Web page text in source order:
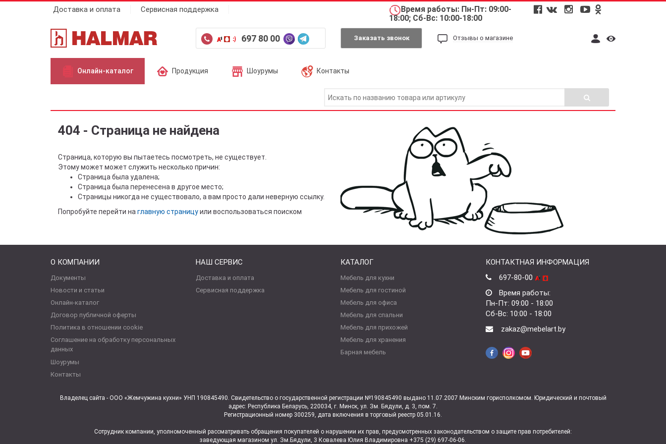
Доставка и оплата Сервисная поддержка
Время работы: Пн-Пт: 09:00-
18:00; Сб-Вс: 10:00-18:00
697 80 00 Заказать звонок Отзывы о магазине
Онлайн-каталог Продукция Шоурумы Контакты
404 - Страница не найдена
Страница, которую вы пытаетесь посмотреть, не существует.
Этому может может служить несколько причин:
Страница была удалена;
Страница была перенесена в другое место;
Страницы никогда не существовало, а вам просто дали неверную ссылку.
Попробуйте перейти на главную страницуили воспользоваться поиском
О КОМПАНИИ
Документы
Новости и статьи
Онлайн-каталог
Договор публичной оферты
Политика в отношении cookie
Соглашение на обработку персональных
данных
Шоурумы
Контакты
НАШ СЕРВИС
Доставка и оплата
Сервисная поддержка
КАТАЛОГ
Мебель для кухни
Мебель для гостиной
Мебель для офиса
Мебель для спальни
Мебель для прихожей
Мебель для хранения
Барная мебель
КОНТАКТНАЯ ИНФОРМАЦИЯ
697-80-00
Время работы:
Пн-Пт: 09:00 - 18:00
Сб-Вс: 10:00 - 18:00
zakaz@mebelart.by
Владелец сайта - ООО «Жемчужина кухни» УНП 190845490. Свидетельство о государственной регистрации №190845490 выдано 11.07.2007 Минским горисполкомом. Юридический и почтовый
адрес: Республика Беларусь, 220034, г. Минск, ул. Зм. Бядули, д. 3, пом. 7.
Регистрационный номер 300259, дата включения в торговый реестр 05.01.16.
Сотрудник компании, уполномоченный рассматривать обращения покупателей о нарушении их прав, предусмотренных законодательством о защите прав потребителей:
заведующая магазином ул. Зм.Бядули, 3 Ковалева Юлия Владимировна +375 (29) 697-06-06.